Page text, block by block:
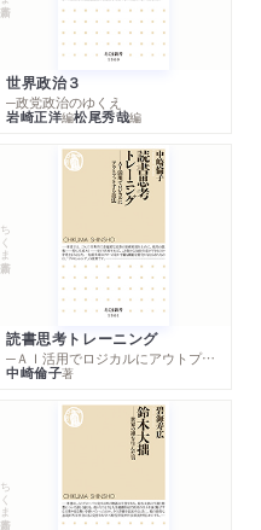
世界政治３
─政党政治のゆくえ
岩崎正洋編松尾秀哉編
ちくま新書
読書思考トレーニング
─ＡＩ活用でロジカルにアウトプットする技法
中崎倫子著
ちくま新書